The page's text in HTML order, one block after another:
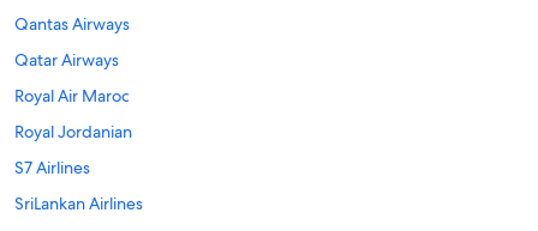
Qantas Airways
Qatar Airways
Royal Air Maroc
Royal Jordanian
S7 Airlines
SriLankan Airlines